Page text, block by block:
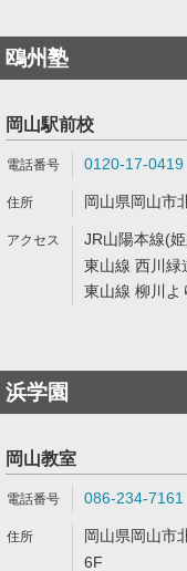
鴎州塾
岡山駅前校
0120-17-0419
岡山県岡山市
JR山陽本線(
東山線 西川緑
東山線 柳川よ
浜学園
岡山教室
086-234-7161
岡山県岡山市
6F